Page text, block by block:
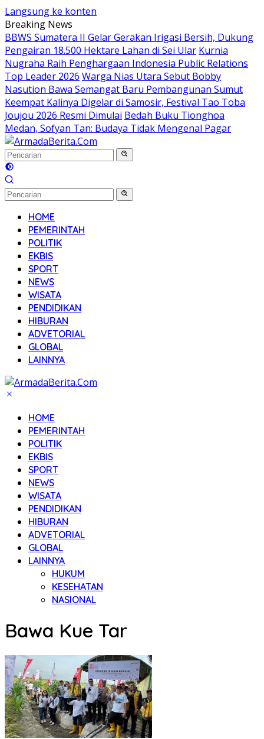
Langsung ke konten
Breaking News
BBWS Sumatera II Gelar Gerakan Irigasi Bersih, Dukung
Pengairan 18.500 Hektare Lahan di Sei Ular Kurnia
Nugraha Raih Penghargaan Indonesia Public Relations
Top Leader 2026 Warga Nias Utara Sebut Bobby
Nasution Bawa Semangat Baru Pembangunan Sumut
Keempat Kalinya Digelar di Samosir, Festival Tao Toba
Joujou 2026 Resmi Dimulai Bedah Buku Tionghoa
Medan, Sofyan Tan: Budaya Tidak Mengenal Pagar
HOME
PEMERINTAH
POLITIK
EKBIS
SPORT
NEWS
WISATA
PENDIDIKAN
HIBURAN
ADVETORIAL
GLOBAL
LAINNYA
HOME
PEMERINTAH
POLITIK
EKBIS
SPORT
NEWS
WISATA
PENDIDIKAN
HIBURAN
ADVETORIAL
GLOBAL
LAINNYA
HUKUM
KESEHATAN
NASIONAL
Bawa Kue Tar